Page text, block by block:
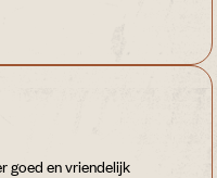
goed en vriendelijk